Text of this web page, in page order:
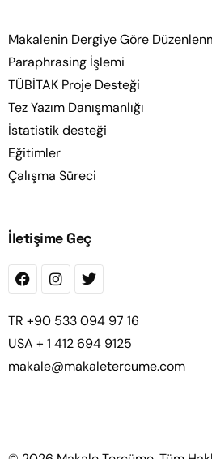
Makalenin Dergiye Göre
Paraphrasing İşlemi
TÜBİTAK Proje Desteği
Tez Yazım Danışmanlığı
İstatistik desteği
Eğitimler
Çalışma Süreci
İletişime Geç
TR +90 533 094 97 16
USA + 1 412 694 9125
makale@makaletercume.com
Fiyat Teklifi